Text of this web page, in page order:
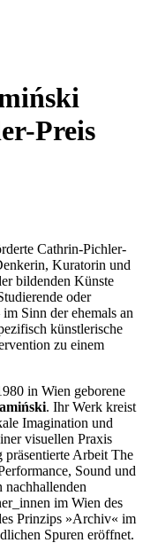
Preis
Cathrin-Pichler-
Kuratorin und
bildenden Künste
oder
Sinn der ehemals an
künstlerische
zu einem
in Wien geborene
. Ihr Werk kreist
Imagination und
visuellen Praxis
präsentierte Arbeit The
Sound und
im Wien des
Prinzips »Archiv« im
Spuren eröffnet.